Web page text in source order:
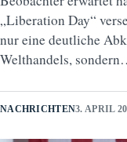
„Liberation Day“
nur eine deutliche
Welthandels,
NACHRICHTEN3. APRIL